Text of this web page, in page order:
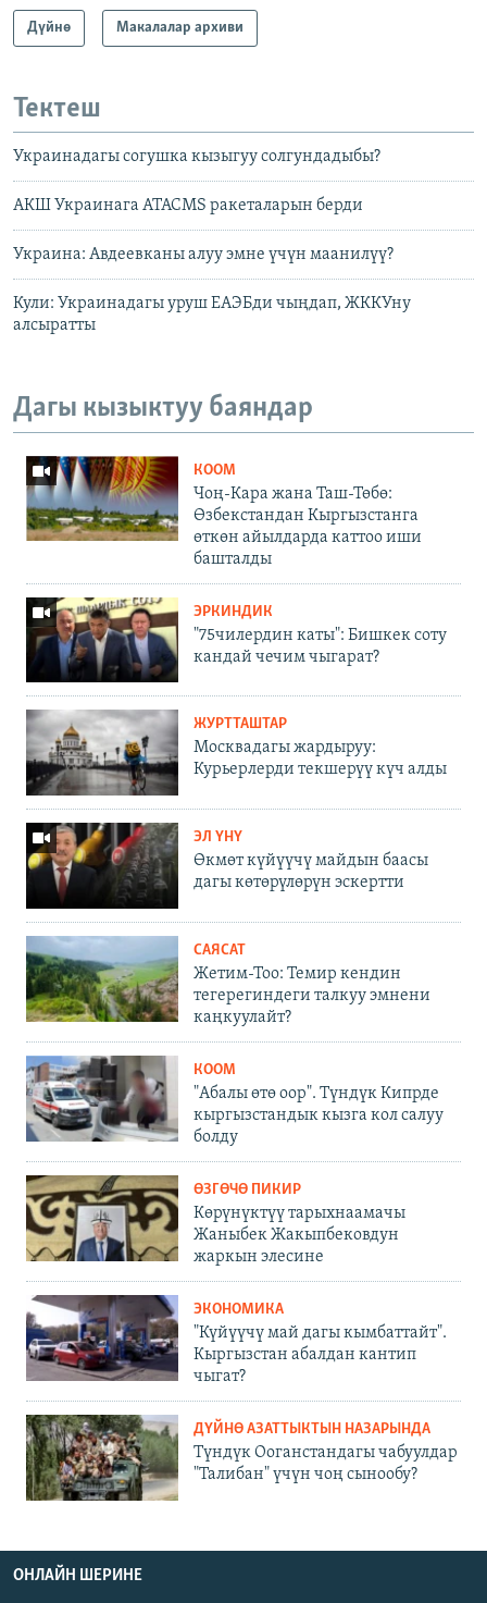
Дүйнө Макалалар архиви
Тектеш
Украинадагы согушка кызыгуу солгундадыбы?
АКШ Украинага ATACMS ракеталарын берди
Украина: Авдеевканы алуу эмне үчүн маанилүү?
Кули: Украинадагы уруш ЕАЭБди чыңдап, ЖККУну
алсыратты
Дагы кызыктуу баяндар
КООМ
Чоң-Кара жана Таш-Төбө:
Өзбекстандан Кыргызстанга
өткөн айылдарда каттоо иши
башталды
ЭРКИНДИК
"75чилердин каты": Бишкек соту
кандай чечим чыгарат?
ЖУРТТАШТАР
Москвадагы жардыруу:
Курьерлерди текшерүү күч алды
ЭЛ ҮНҮ
Өкмөт күйүүчү майдын баасы
дагы көтөрүлөрүн эскертти
САЯСАТ
Жетим-Тоо: Темир кендин
тегерегиндеги талкуу эмнени
каңкуулайт?
КООМ
"Абалы өтө оор". Түндүк Кипрде
кыргызстандык кызга кол салуу
болду
ӨЗГӨЧӨ ПИКИР
Көрүнүктүү тарыхнаамачы
Жаныбек Жакыпбековдун
жаркын элесине
ЭКОНОМИКА
"Күйүүчү май дагы кымбаттайт".
Кыргызстан абалдан кантип
чыгат?
ДҮЙНӨ АЗАТТЫКТЫН НАЗАРЫНДА
Түндүк Ооганстандагы чабуулдар
"Талибан" үчүн чоң сынообу?
ОНЛАЙН ШЕРИНЕ